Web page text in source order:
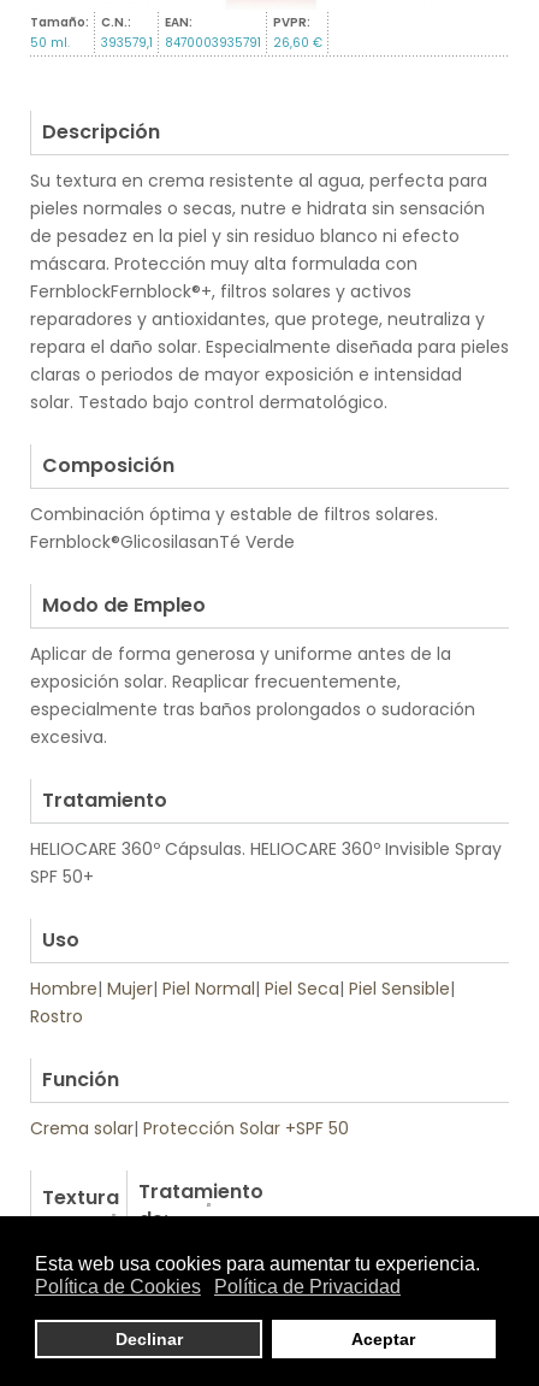
Tamaño:
50 ml.
C.N.:
393579,1
EAN:
8470003935791
PVPR:
26,60 €
Descripción
Su textura en crema resistente al agua, perfecta para
pieles normales o secas, nutre e hidrata sin sensación
de pesadez en la piel y sin residuo blanco ni efecto
máscara. Protección muy alta formulada con
FernblockFernblock®+, filtros solares y activos
reparadores y antioxidantes, que protege, neutraliza y
repara el daño solar. Especialmente diseñada para pieles
claras o periodos de mayor exposición e intensidad
solar. Testado bajo control dermatológico.
Composición
Combinación óptima y estable de filtros solares.
Fernblock®GlicosilasanTé Verde
Modo de Empleo
Aplicar de forma generosa y uniforme antes de la
exposición solar. Reaplicar frecuentemente,
especialmente tras baños prolongados o sudoración
excesiva.
Tratamiento
HELIOCARE 360º Cápsulas. HELIOCARE 360º Invisible Spray
SPF 50+
Uso
Hombre| Mujer| Piel Normal| Piel Seca| Piel Sensible|
Rostro
Función
Crema solar| Protección Solar +SPF 50
Textura
Tratamiento
de:
Otros productos de Heliocare